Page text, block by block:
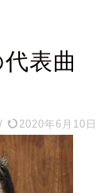
表曲
/ 2020年6月10日